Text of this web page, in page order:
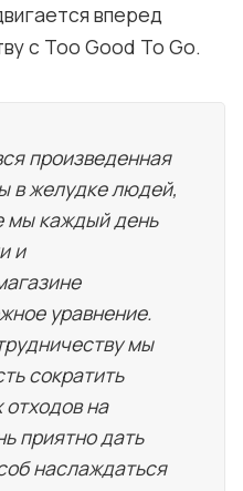
вперед
с Too Good To Go.
произведенная
в желудке людей,
мы каждый день
и
уравнение.
мы
сократить
на
приятно дать
наслаждаться